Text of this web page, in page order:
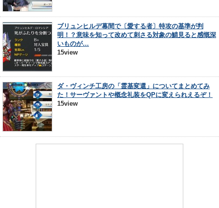
ブリュンヒルデ幕間で〔愛する者〕特攻の基準が判
明！？意味を知って改めて刺さる対象の鯖見ると感慨深
いものが…
15view
ダ・ヴィンチ工房の「霊基変還」についてまとめてみ
た！サーヴァントや概念礼装をQPに変えられえるぞ！
15view